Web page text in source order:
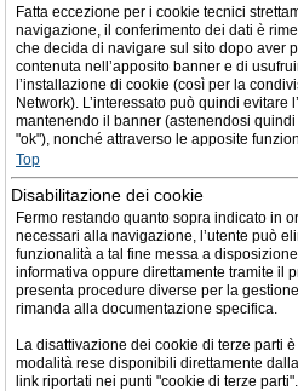
Fatta eccezione per i cookie tecnici
navigazione, il conferimento dei dati è
che decida di navigare sul sito dopo aver
contenuta nell’apposito banner e di
l’installazione di cookie (così per la
Network). L’interessato può quindi evitare
mantenendo il banner (astenendosi
"ok"), nonché attraverso le apposite
Top
Disabilitazione dei cookie
Fermo restando quanto sopra indicato in
necessari alla navigazione, l’utente può
funzionalità a tal fine messa a
informativa oppure direttamente tramite il
presenta procedure diverse per la
rimanda alla documentazione specifica.
La disattivazione dei cookie di terze parti
modalità rese disponibili direttamente
link riportati nei punti "cookie di terze parti".